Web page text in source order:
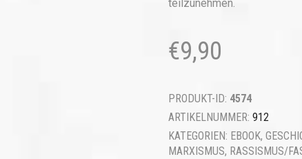
teilzunehmen.
€9,90
PRODUKT-ID: 4574
ARTIKELNUMMER: 912
KATEGORIEN: EBOOK,
MARXISMUS, RASSISMUS/